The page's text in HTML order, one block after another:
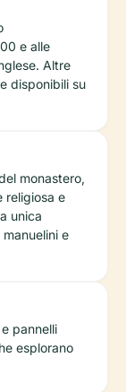
e alle
Altre
disponibili su
monastero,
religiosa e
unica
e
pannelli
esplorano